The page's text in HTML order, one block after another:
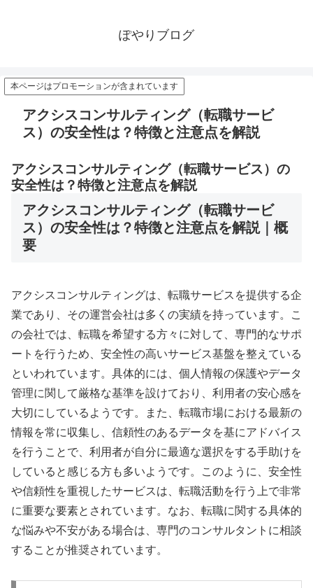
ぽやりブログ
本ページはプロモーションが含まれています
アクシスコンサルティング（転職サービ
ス）の安全性は？特徴と注意点を解説
アクシスコンサルティング（転職サービス）の
安全性は？特徴と注意点を解説
アクシスコンサルティング（転職サービ
ス）の安全性は？特徴と注意点を解説｜概
要
アクシスコンサルティングは、転職サービスを提供する企
業であり、その運営会社は多くの実績を持っています。こ
の会社では、転職を希望する方々に対して、専門的なサポ
ートを行うため、安全性の高いサービス基盤を整えている
といわれています。具体的には、個人情報の保護やデータ
管理に関して厳格な基準を設けており、利用者の安心感を
大切にしているようです。また、転職市場における最新の
情報を常に収集し、信頼性のあるデータを基にアドバイス
を行うことで、利用者が自分に最適な選択をする手助けを
していると感じる方も多いようです。このように、安全性
や信頼性を重視したサービスは、転職活動を行う上で非常
に重要な要素とされています。なお、転職に関する具体的
な悩みや不安がある場合は、専門のコンサルタントに相談
することが推奨されています。